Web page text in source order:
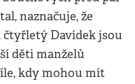
naznačuje, že
čtyřletý Davídek jsou
děti manželů
kdy mohou mít